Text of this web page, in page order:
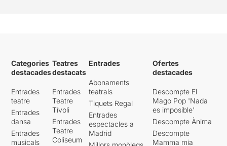
Categories
destacades
Entrades
teatre
Entrades
dansa
Entrades
musicals
Teatres
destacats
Entrades
Teatre
Tívoli
Entrades
Teatre
Coliseum
Entrades
Abonaments
teatrals
Tiquets Regal
Entrades
espectacles a
Madrid
Ofertes
destacades
Descompte El
Mago Pop 'Nada
es imposible'
Descompte Ànima
Descompte
Mamma mia